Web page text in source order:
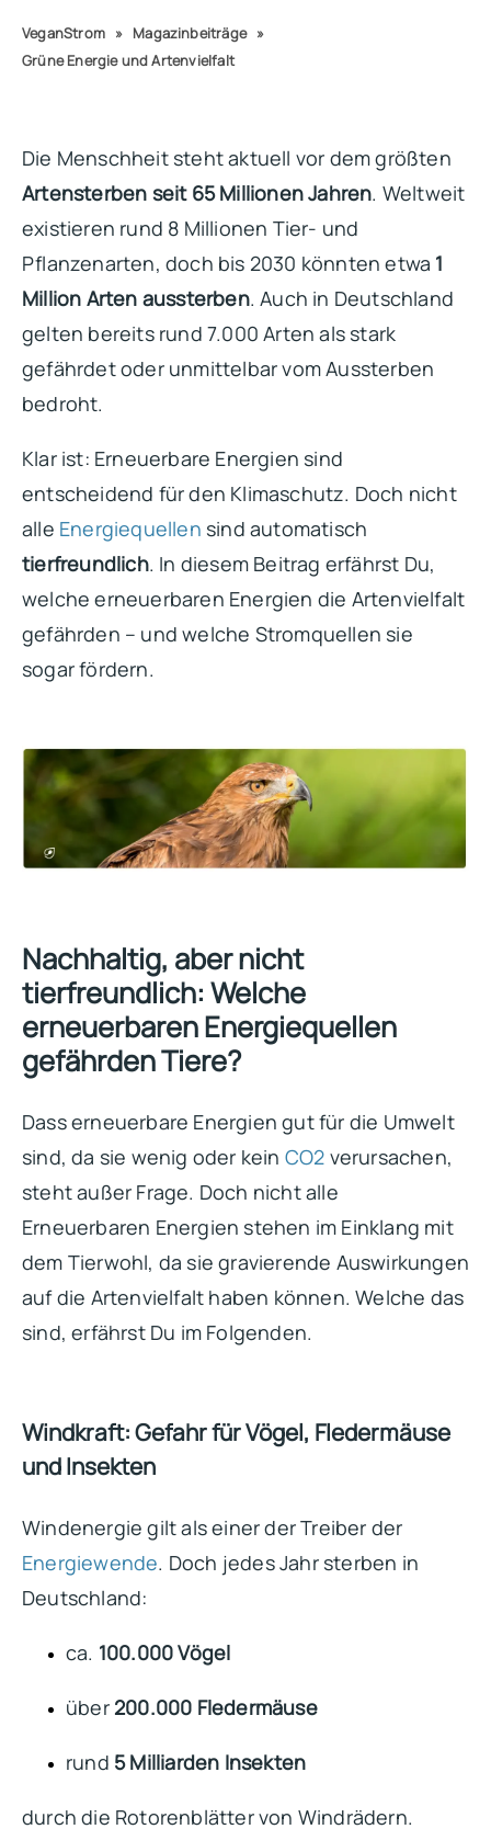
VeganStrom » Magazinbeiträge »
Grüne Energie und Artenvielfalt
Die Menschheit steht aktuell vor dem größten
Artensterben seit 65 Millionen Jahren. Weltweit
existieren rund 8 Millionen Tier- und
Pflanzenarten, doch bis 2030 könnten etwa 1
Million Arten aussterben. Auch in Deutschland
gelten bereits rund 7.000 Arten als stark
gefährdet oder unmittelbar vom Aussterben
bedroht.
Klar ist: Erneuerbare Energien sind
entscheidend für den Klimaschutz. Doch nicht
alle Energiequellen sind automatisch
tierfreundlich. In diesem Beitrag erfährst Du,
welche erneuerbaren Energien die Artenvielfalt
gefährden – und welche Stromquellen sie
sogar fördern.
Nachhaltig, aber nicht
tierfreundlich: Welche
erneuerbaren Energiequellen
gefährden Tiere?
Dass erneuerbare Energien gut für die Umwelt
sind, da sie wenig oder kein CO2 verursachen,
steht außer Frage. Doch nicht alle
Erneuerbaren Energien stehen im Einklang mit
dem Tierwohl, da sie gravierende Auswirkungen
auf die Artenvielfalt haben können. Welche das
sind, erfährst Du im Folgenden.
Windkraft: Gefahr für Vögel, Fledermäuse
und Insekten
Windenergie gilt als einer der Treiber der
Energiewende. Doch jedes Jahr sterben in
Deutschland:
ca. 100.000 Vögel
über 200.000 Fledermäuse
rund 5 Milliarden Insekten
durch die Rotorenblätter von Windrädern.